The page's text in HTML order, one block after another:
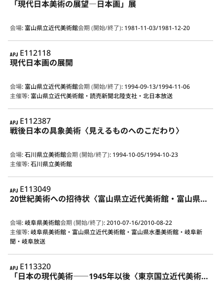
「現代日本美術の展望―日本画」展
会場: 富山県立近代美術館会期 (開始/終了): 1981-11-03/1981-12-20
APJ
E112118
現代日本画の展開
会場: 富山県立近代美術館会期 (開始/終了): 1994-09-13/1994-11-06
主催等: 富山県立近代美術館・読売新聞北陸支社・北日本放送
APJ
E112387
戦後日本の具象美術〈見えるものへのこだわり〉
会場:石川県立美術館会期 (開始/終了): 1994-10-05/1994-10-23
主催等:石川県立美術館
APJ
E113049
20世紀美術への招待状〈富山県立近代美術館・富山県水墨美術館所蔵作品による ピカソ、シャガールから横山大観、竹内栖鳳まで〉
会場:岐阜県美術館会期 (開始/終了):2010-07-16/2010-08-22
主催等:岐阜県美術館・富山県立近代美術館・富山県水墨美術館・岐阜新
聞・岐阜放送
APJ
E113320
「日本の現代美術――1945年以後〈東京国立近代美術館所蔵作品による〉」展